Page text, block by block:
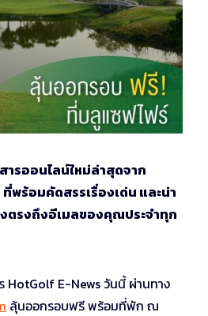
รออนไลน์ใหม่ล่าสุดจาก
พร้อมคัดสรรเรื่องเด่น และน่า
ตรงถึงอีเมลของคุณประจำทุก
E-News วันนี้ ผ่านทาง
ลุ้นออกรอบฟรี พร้อมที่พัก ณ